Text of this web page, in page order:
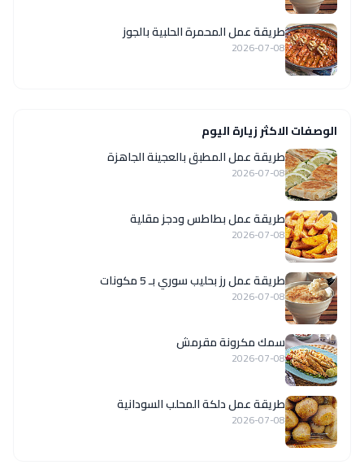
طريقة عمل المحمرة الحلبية بالجوز
2026-07-08
الوصفات الاكثر زيارة اليوم
طريقة عمل المطبق بالعجينة الجاهزة
2026-07-08
طريقة عمل بطاطس ودجز مقلية
2026-07-08
طريقة عمل رز بحليب سوري بـ 5 مكونات
2026-07-08
سمك مكرونة مقرمش
2026-07-08
طريقة عمل دلكة المحلب السودانية
2026-07-08